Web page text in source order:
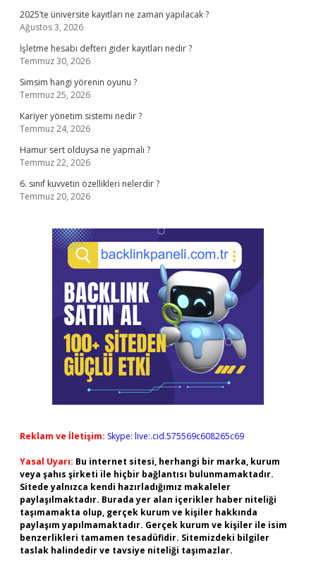
2025’te üniversite kayıtları ne zaman yapılacak ?
Ağustos 3, 2026
İşletme hesabı defteri gider kayıtları nedir ?
Temmuz 30, 2026
Simsim hangi yörenin oyunu ?
Temmuz 25, 2026
Kariyer yönetim sistemi nedir ?
Temmuz 24, 2026
Hamur sert olduysa ne yapmalı ?
Temmuz 22, 2026
6. sınıf kuvvetin özellikleri nelerdir ?
Temmuz 20, 2026
Reklam ve İletişim: Skype: live:.cid.575569c608265c69
Yasal Uyarı: Bu internet sitesi, herhangi bir marka, kurum
veya şahıs şirketi ile hiçbir bağlantısı bulunmamaktadır.
Sitede yalnızca kendi hazırladığımız makaleler
paylaşılmaktadır. Burada yer alan içerikler haber niteliği
taşımamakta olup, gerçek kurum ve kişiler hakkında
paylaşım yapılmamaktadır. Gerçek kurum ve kişiler ile isim
benzerlikleri tamamen tesadüfidir. Sitemizdeki bilgiler
taslak halindedir ve tavsiye niteliği taşımazlar.